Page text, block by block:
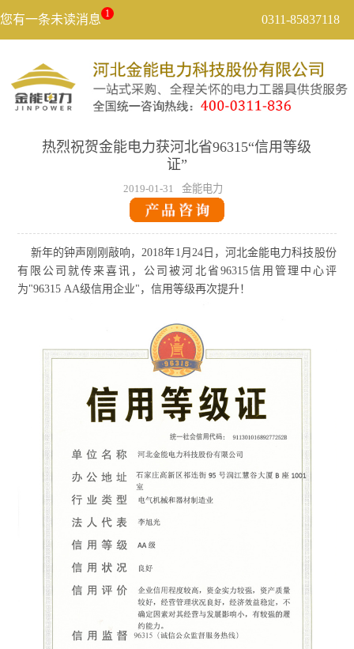
您有一条未读消息 1 0311-85837118
热烈祝贺金能电力获河北省96315“信用等级
证”
2019-01-31 金能电力
新年的钟声刚刚敲响，2018年1月24日，河北金能电力科技股份
有限公司就传来喜讯，公司被河北省96315信用管理中心评
为"96315 AA级信用企业"，信用等级再次提升！